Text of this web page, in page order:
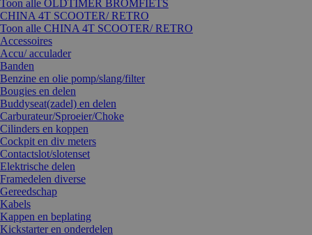
Toon alle OLDTIMER BROMFIETS
CHINA 4T SCOOTER/ RETRO
Toon alle CHINA 4T SCOOTER/ RETRO
Accessoires
Accu/ acculader
Banden
Benzine en olie pomp/slang/filter
Bougies en delen
Buddyseat(zadel) en delen
Carburateur/Sproeier/Choke
Cilinders en koppen
Cockpit en div meters
Contactslot/slotenset
Elektrische delen
Framedelen diverse
Gereedschap
Kabels
Kappen en beplating
Kickstarter en onderdelen